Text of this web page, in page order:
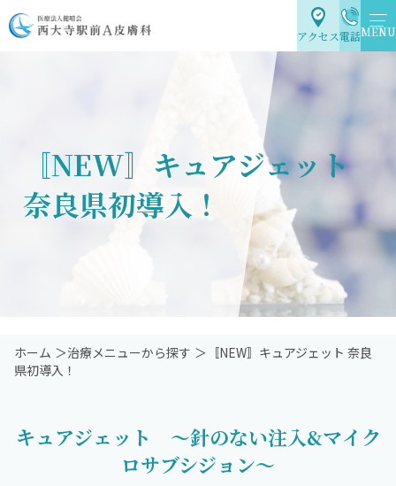
アクセス電話MENU
〚NEW〛キュアジェット
奈良県初導入！
ホーム ＞治療メニューから探す ＞〚NEW〛キュアジェット 奈良
県初導入！
キュアジェット ～針のない注入&マイク
ロサブシジョン～